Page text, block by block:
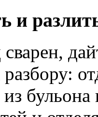
и
бульона